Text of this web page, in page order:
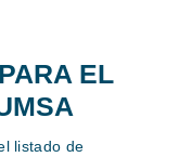
EL
listado de